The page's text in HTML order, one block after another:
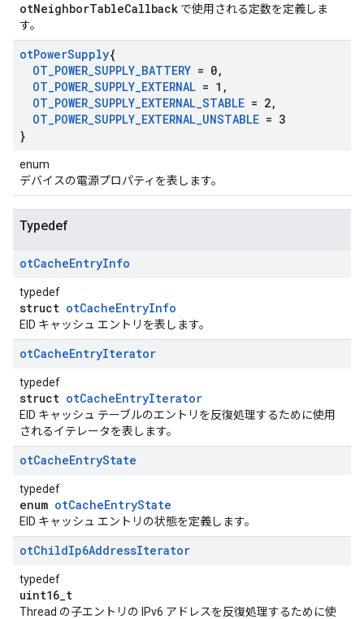
otNeighborTableCallback で使用される定数を定義しま
す。
otPowerSupply{
OT_POWER_SUPPLY_BATTERY = 0,
OT_POWER_SUPPLY_EXTERNAL = 1 ,
OT_POWER_SUPPLY_EXTERNAL_STABLE = 2,
OT_POWER_SUPPLY_EXTERNAL_UNSTABLE = 3
}
enum
デバイスの電源プロパティを表します。
Typedef
otCacheEntryInfo
typedef
struct otCacheEntryInfo
EID キャッシュ エントリを表します。
otCacheEntryIterator
typedef
struct otCacheEntryIterator
EID キャッシュ テーブルのエントリを反復処理するために使用
されるイテレータを表します。
otCacheEntryState
typedef
enum otCacheEntryState
EID キャッシュ エントリの状態を定義します。
otChildIp6AddressIterator
typedef
uint16_t
Thread の子エントリの IPv6 アドレスを反復処理するために使